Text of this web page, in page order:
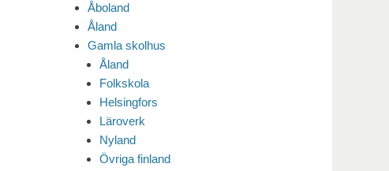
Åboland
Åland
Gamla skolhus
Åland
Folkskola
Helsingfors
Läroverk
Nyland
Övriga finland